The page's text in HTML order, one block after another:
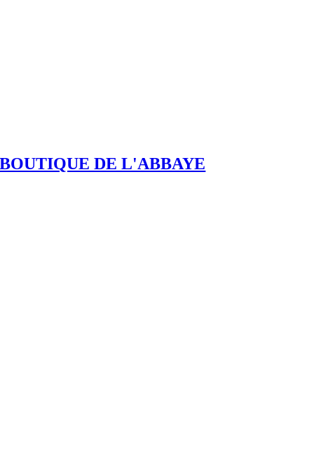
BOUTIQUE DE L'ABBAYE